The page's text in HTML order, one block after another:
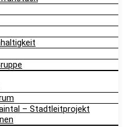
– Stadtleitprojekt